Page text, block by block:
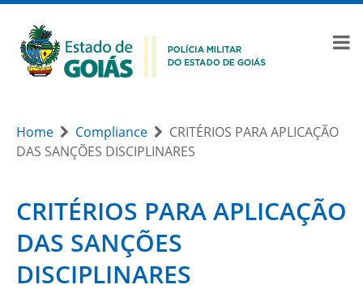
Home Compliance
CRITÉRIOS PARA APLICAÇÃO
DAS SANÇÕES DISCIPLINARES
CRITÉRIOS PARA APLICAÇÃO
DAS SANÇÕES
DISCIPLINARES